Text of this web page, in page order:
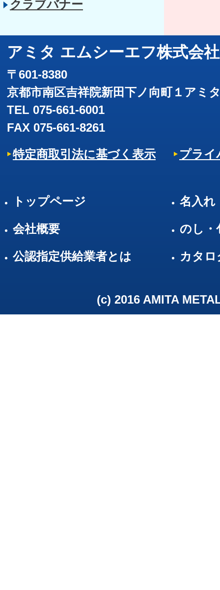
クラブバナー
アミタ エムシーエフ株式会社
〒601-8380
京都市南区吉祥院新田下ノ向町１アミ
TEL 075-661-6001
FAX 075-661-8261
特定商取引法に基づく表示
プライ
トップページ
会社概要
公認指定供給業者とは
名入れ
のし・
カタロ
(c) 2016 AMITA